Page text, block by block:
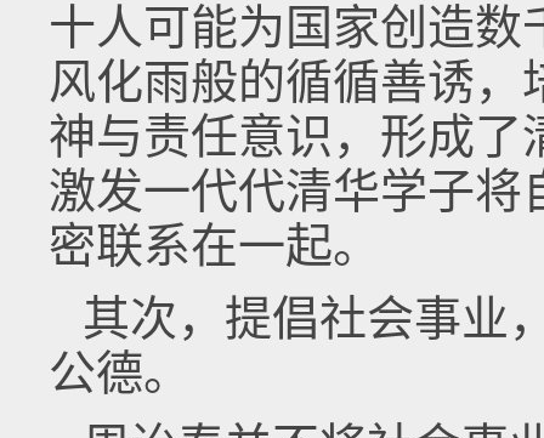
十人可能为国家创造数
风化雨般的循循善诱
神与责任意识，形成了
激发一代代清华学子将
密联系在一起。
其次，提倡社会事业
公德。